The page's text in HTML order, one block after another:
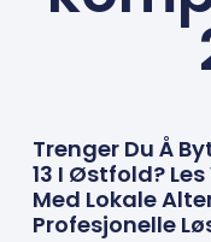
Trenger Du Å
13 I Østfold?
Med Lokale
Profesjonelle